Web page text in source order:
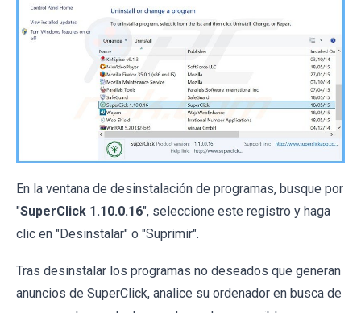
En la ventana de desinstalación de programas, busque por
"SuperClick 1.10.0.16", seleccione este registro y haga
clic en "Desinstalar" o "Suprimir".
Tras desinstalar los programas no deseados que generan
anuncios de SuperClick, analice su ordenador en busca de